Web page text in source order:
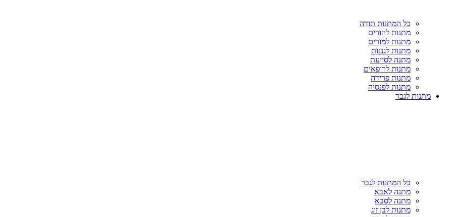
כל המתנות תודה
מתנות להורים
מתנות למורים
מתנות לגננות
מתנה לסייעת
מתנות לרופאים
מתנות פרידה
מתנות לפנסיה
מתנות לגבר
כל המתנות לגבר
מתנה לאבא
מתנה לסבא
מתנות לבן זוג